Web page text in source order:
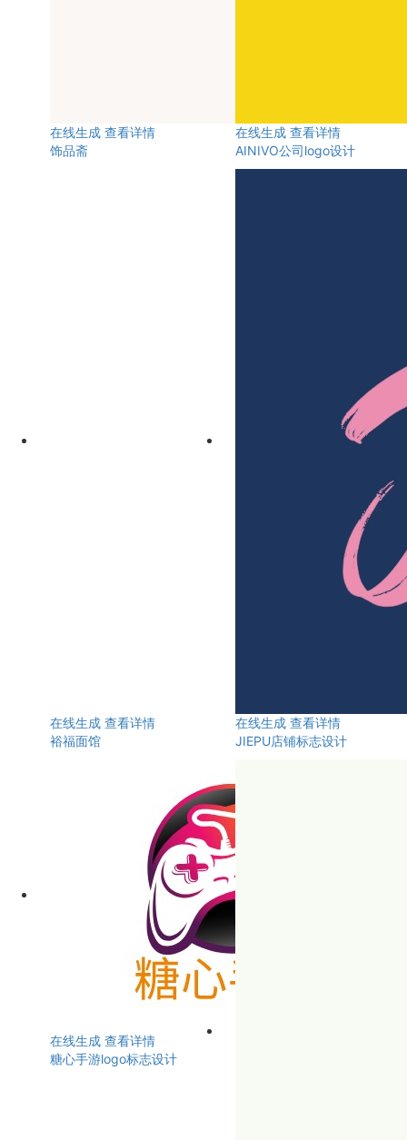
在线生成 查看详情
饰品斋
在线生成 查看详情
AINIVO公司logo设计
在线生成 查看详情
裕福面馆
在线生成 查看详情
JIEPU店铺标志设计
在线生成 查看详情
糖心手游logo标志设计